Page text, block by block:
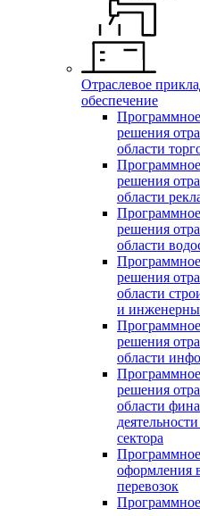
Отраслевое
обеспечение
решения
области
решения
области
решения
области
решения
области
и
решения
области
решения
области
сектора
оформления
перевозок